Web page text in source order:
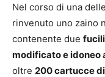
Nel corso di una
rinvenuto uno zaino
contenente due
modificato e idoneo
oltre 200 cartucce